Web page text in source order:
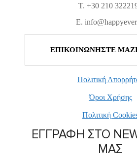
T. +30 210
E.
ΕΠΙΚΟΙΝΩΝΗΣΤΕ
Πολιτική
Όροι Χρήσης
Πολιτική
ΕΓΓΡΑΦΗ ΣΤΟ
ΜΑΣ